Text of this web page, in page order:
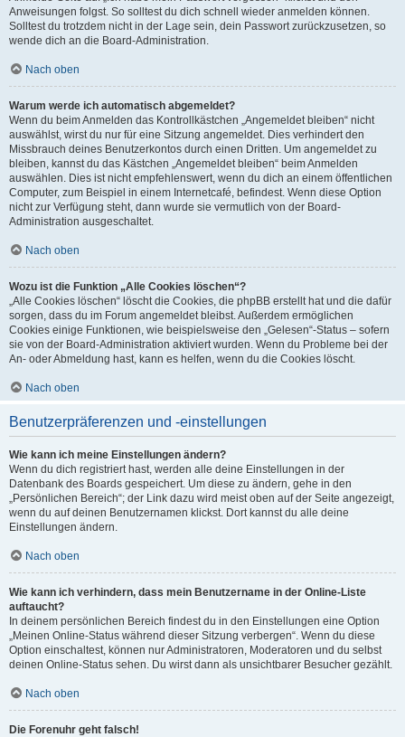
Anweisungen folgst. So solltest du dich schnell wieder anmelden können.
Solltest du trotzdem nicht in der Lage sein, dein Passwort zurückzusetzen, so
wende dich an die Board-Administration.
Nach oben
Warum werde ich automatisch abgemeldet?
Wenn du beim Anmelden das Kontrollkästchen „Angemeldet bleiben“ nicht
auswählst, wirst du nur für eine Sitzung angemeldet. Dies verhindert den
Missbrauch deines Benutzerkontos durch einen Dritten. Um angemeldet zu
bleiben, kannst du das Kästchen „Angemeldet bleiben“ beim Anmelden
auswählen. Dies ist nicht empfehlenswert, wenn du dich an einem öffentlichen
Computer, zum Beispiel in einem Internetcafé, befindest. Wenn diese Option
nicht zur Verfügung steht, dann wurde sie vermutlich von der Board-
Administration ausgeschaltet.
Nach oben
Wozu ist die Funktion „Alle Cookies löschen“?
„Alle Cookies löschen“ löscht die Cookies, die phpBB erstellt hat und die dafür
sorgen, dass du im Forum angemeldet bleibst. Außerdem ermöglichen
Cookies einige Funktionen, wie beispielsweise den „Gelesen“-Status – sofern
sie von der Board-Administration aktiviert wurden. Wenn du Probleme bei der
An- oder Abmeldung hast, kann es helfen, wenn du die Cookies löscht.
Nach oben
Benutzerpräferenzen und -einstellungen
Wie kann ich meine Einstellungen ändern?
Wenn du dich registriert hast, werden alle deine Einstellungen in der
Datenbank des Boards gespeichert. Um diese zu ändern, gehe in den
„Persönlichen Bereich“; der Link dazu wird meist oben auf der Seite angezeigt,
wenn du auf deinen Benutzernamen klickst. Dort kannst du alle deine
Einstellungen ändern.
Nach oben
Wie kann ich verhindern, dass mein Benutzername in der Online-Liste
auftaucht?
In deinem persönlichen Bereich findest du in den Einstellungen eine Option
„Meinen Online-Status während dieser Sitzung verbergen“. Wenn du diese
Option einschaltest, können nur Administratoren, Moderatoren und du selbst
deinen Online-Status sehen. Du wirst dann als unsichtbarer Besucher gezählt.
Nach oben
Die Forenuhr geht falsch!